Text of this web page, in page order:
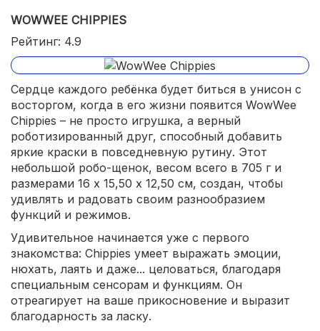
WOWWEE CHIPPIES
Рейтинг: 4.9
Сердце каждого ребёнка будет биться в унисон с
восторгом, когда в его жизни появится WowWee
Chippies – не просто игрушка, а верный
роботизированный друг, способный добавить
яркие краски в повседневную рутину. Этот
небольшой робо-щенок, весом всего в 705 г и
размерами 16 х 15,50 х 12,50 см, создан, чтобы
удивлять и радовать своим разнообразием
функций и режимов.
Удивительное начинается уже с первого
знакомства: Chippies умеет выражать эмоции,
нюхать, лаять и даже... целоваться, благодаря
специальным сенсорам и функциям. Он
отреагирует на ваше прикосновение и выразит
благодарность за ласку.